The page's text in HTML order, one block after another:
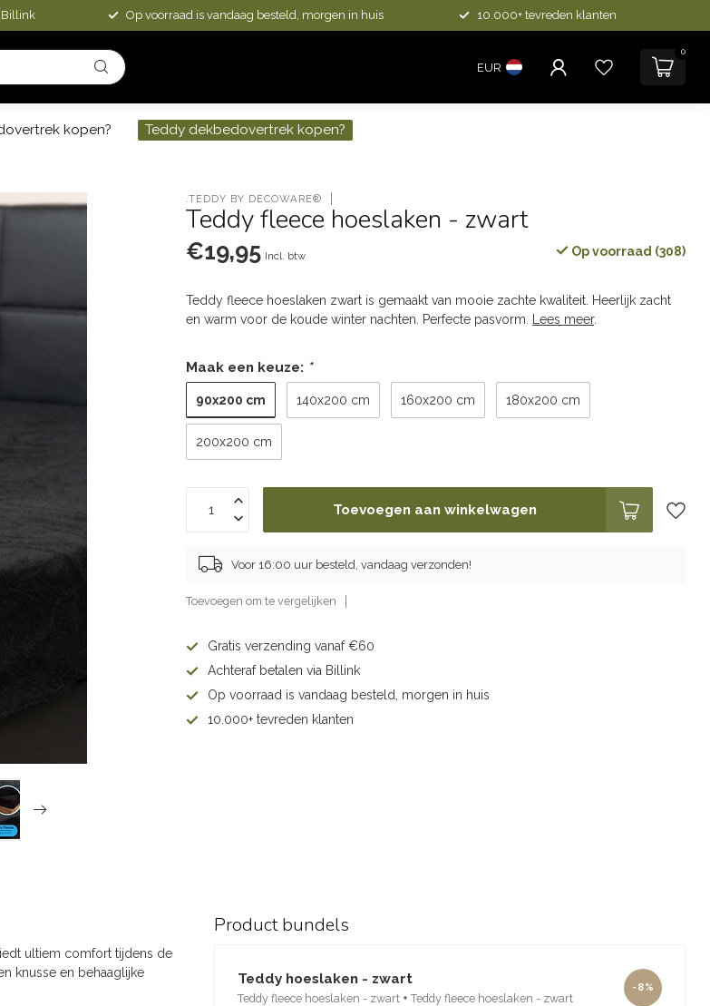
Billink Op voorraad is vandaag besteld, morgen in huis 10.000+ tevreden klanten
EUR
0
kopen? Teddy dekbedovertrek kopen?
.TEDDY BY DECOWARE®
Teddy fleece hoeslaken - zwart
€19,95 Incl. btw Op voorraad (308)
Teddy fleece hoeslaken zwart is gemaakt van mooie zachte kwaliteit. Heerlijk zacht
en warm voor de koude winter nachten. Perfecte pasvorm.
Lees meer.
Maak een keuze: *
90x200 cm 140x200 cm 160x200 cm 180x200 cm
200x200 cm
Toevoegen aan winkelwagen
Voor 16:00 uur besteld, vandaag verzonden!
Toevoegen om te vergelijken
Gratis verzending vanaf €60
Achteraf betalen via Billink
Op voorraad is vandaag besteld, morgen in huis
10.000+ tevreden klanten
ultiem comfort tijdens de
knusse en behaaglijke
Product bundels
Teddy hoeslaken - zwart
Teddy fleece hoeslaken - zwart + Teddy fleece hoeslaken - zwart
-8%